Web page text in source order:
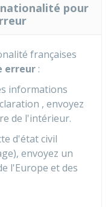
pour
françaises
erreur :
informations
, envoyez
de l'intérieur.
d'état civil
envoyez un
l'Europe et des